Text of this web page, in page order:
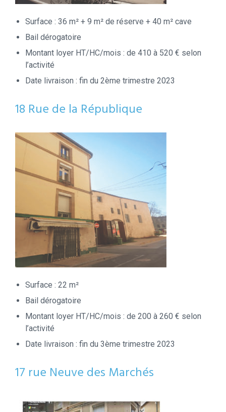
Surface : 36 m² + 9 m² de réserve + 40 m² cave
Bail dérogatoire
Montant loyer HT/HC/mois : de 410 à 520 € selon
l’activité
Date livraison : fin du 2ème trimestre 2023
18 Rue de la République
Surface : 22 m²
Bail dérogatoire
Montant loyer HT/HC/mois : de 200 à 260 € selon
l’activité
Date livraison : fin du 3ème trimestre 2023
17 rue Neuve des Marchés